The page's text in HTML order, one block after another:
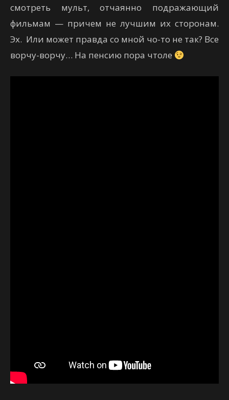
смотреть мульт, отчаянно подражающий
фильмам — причем не лучшим их сторонам.
Эх. Или может правда со мной чо-то не так? Все
ворчу-ворчу… На пенсию пора чтоле